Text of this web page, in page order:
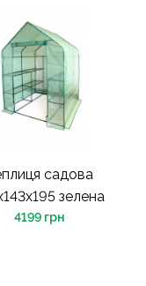
садова
зелена
4199 грн